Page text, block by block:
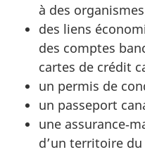
à des
des liens
des comptes
cartes de crédit
un permis de
un passeport
une
d’un territoire du